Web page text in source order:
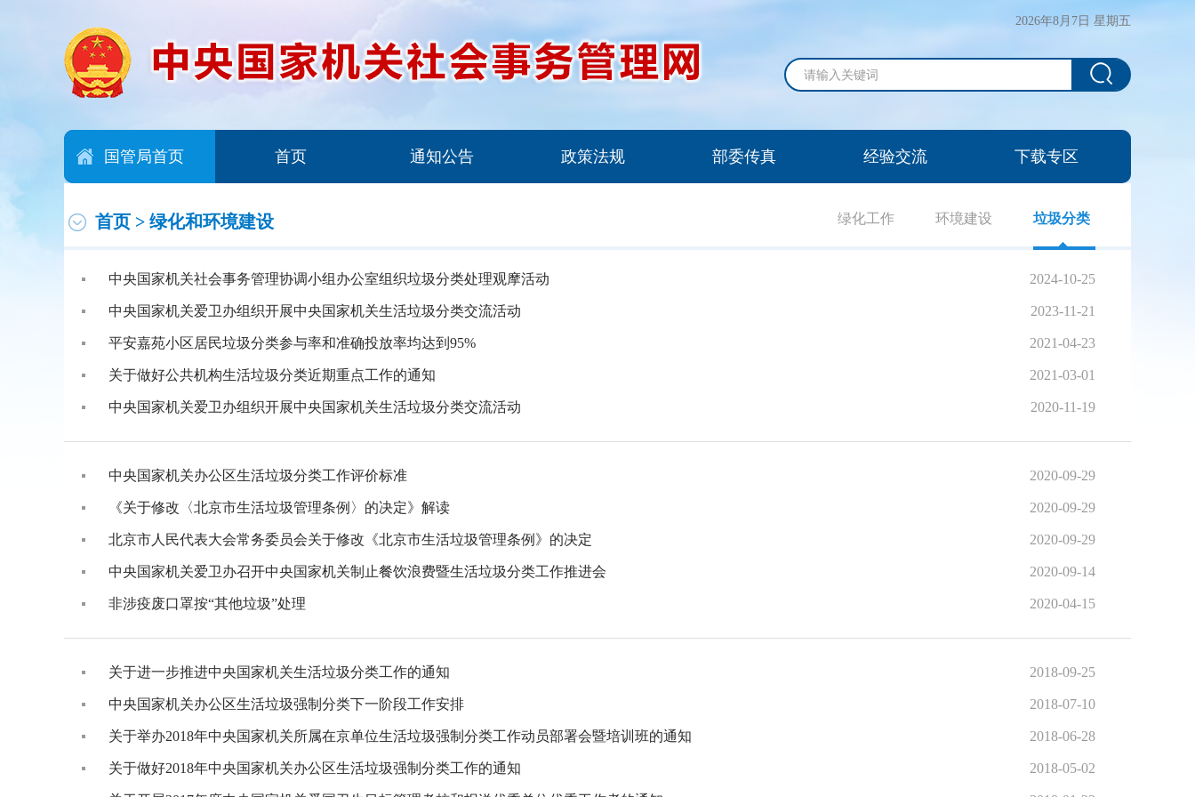
2026年8月7日 星期五
国管局首页 首页 通知公告 政策法规 部委传真 经验交流 下载专区
首页 > 绿化和环境建设 绿化工作 环境建设 垃圾分类
2024-10-25
中央国家机关社会事务管理协调小组办公室组织垃圾分类处理观摩活动
2023-11-21
中央国家机关爱卫办组织开展中央国家机关生活垃圾分类交流活动
2021-04-23
平安嘉苑小区居民垃圾分类参与率和准确投放率均达到95%
2021-03-01
关于做好公共机构生活垃圾分类近期重点工作的通知
2020-11-19
中央国家机关爱卫办组织开展中央国家机关生活垃圾分类交流活动
2020-09-29
中央国家机关办公区生活垃圾分类工作评价标准
2020-09-29
《关于修改〈北京市生活垃圾管理条例〉的决定》解读
2020-09-29
北京市人民代表大会常务委员会关于修改《北京市生活垃圾管理条例》的决定
2020-09-14
中央国家机关爱卫办召开中央国家机关制止餐饮浪费暨生活垃圾分类工作推进会
2020-04-15
非涉疫废口罩按“其他垃圾”处理
2018-09-25
关于进一步推进中央国家机关生活垃圾分类工作的通知
2018-07-10
中央国家机关办公区生活垃圾强制分类下一阶段工作安排
2018-06-28
关于举办2018年中央国家机关所属在京单位生活垃圾强制分类工作动员部署会暨培训班的通知
2018-05-02
关于做好2018年中央国家机关办公区生活垃圾强制分类工作的通知